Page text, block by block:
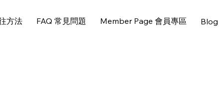
方法 FAQ 常見問題 Member Page 會員專區 Blog